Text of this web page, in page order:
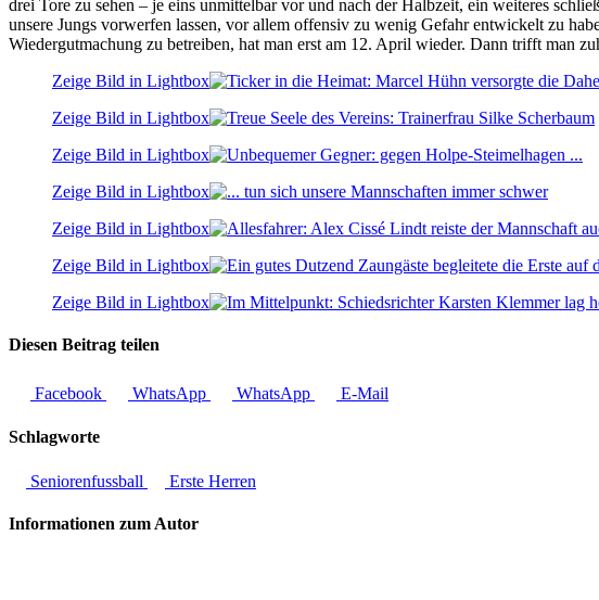
drei Tore zu sehen – je eins unmittelbar vor und nach der Halbzeit, ein weiteres
unsere Jungs vorwerfen lassen, vor allem offensiv zu wenig Gefahr entwickelt zu
Wiedergutmachung zu betreiben, hat man erst am 12. April wieder. Dann trifft man
Zeige Bild in Lightbox
Zeige Bild in Lightbox
Zeige Bild in Lightbox
Zeige Bild in Lightbox
Zeige Bild in Lightbox
Zeige Bild in Lightbox
Zeige Bild in Lightbox
Diesen Beitrag teilen
Facebook WhatsApp WhatsApp E-Mail
Schlagworte
Seniorenfussball Erste Herren
Informationen zum Autor